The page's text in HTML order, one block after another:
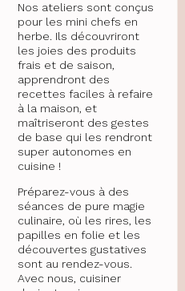
Nos ateliers sont conçus
pour les mini chefs en
herbe. Ils découvriront
les joies des produits
frais et de saison,
apprendront des
recettes faciles à refaire
à la maison, et
maîtriseront des gestes
de base qui les rendront
super autonomes en
cuisine !
Préparez-vous à des
séances de pure magie
culinaire, où les rires, les
papilles en folie et les
découvertes gustatives
sont au rendez-vous.
Avec nous, cuisiner